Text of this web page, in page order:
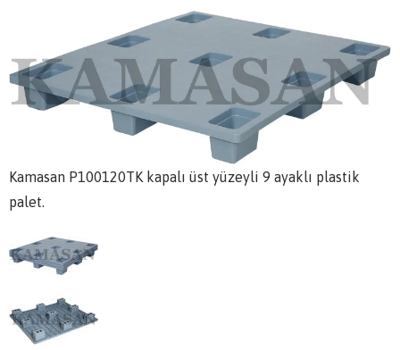
Kamasan P100120TK kapalı üst yüzeyli 9 ayaklı plastik
palet.